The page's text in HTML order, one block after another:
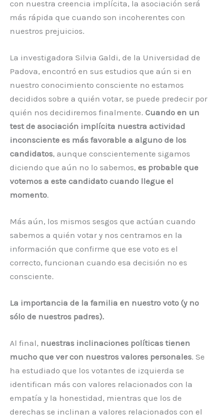
con nuestra creencia implícita, la asociación será
más rápida que cuando son incoherentes con
nuestros prejuicios.
La investigadora Silvia Galdi, de la Universidad de
Padova, encontró en sus estudios que aún si en
nuestro conocimiento consciente no estamos
decididos sobre a quién votar, se puede predecir por
quién nos decidiremos finalmente. Cuando en un
test de asociación implícita nuestra actividad
inconsciente es más favorable a alguno de los
candidatos, aunque conscientemente sigamos
diciendo que aún no lo sabemos, es probable que
votemos a este candidato cuando llegue el
momento.
Más aún, los mismos sesgos que actúan cuando
sabemos a quién votar y nos centramos en la
información que confirme que ese voto es el
correcto, funcionan cuando esa decisión no es
consciente.
La importancia de la familia en nuestro voto (y no
sólo de nuestros padres).
Al final, nuestras inclinaciones políticas tienen
mucho que ver con nuestros valores personales. Se
ha estudiado que los votantes de izquierda se
identifican más con valores relacionados con la
empatía y la honestidad, mientras que los de
derechas se inclinan a valores relacionados con el